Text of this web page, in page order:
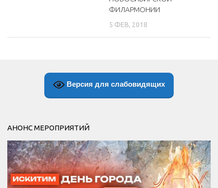
ФИЛАРМОНИИ
5 ФЕВ, 2018
Версия для слабовидящих
АНОНС МЕРОПРИЯТИЙ